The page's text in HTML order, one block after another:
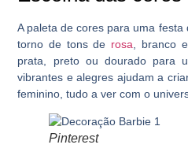
A paleta de cores para uma
torno de tons de rosa , branco
prata, preto ou dourado para
vibrantes e alegres ajudam a
feminino, tudo a ver com o
Pinterest